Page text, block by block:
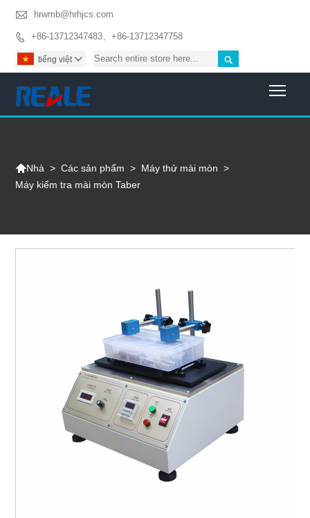
 hrwmb@hrhjcs.com
 +86-13712347483、+86-13712347758

tiếng việt 
Nhà > Các sản phẩm > Máy thử mài mòn >
Máy kiểm tra mài mòn Taber